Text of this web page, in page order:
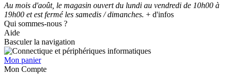
Au mois d'août, le magasin ouvert du lundi au vendredi de 10h00 à
19h00 et est fermé les samedis / dimanches. + d'infos
Qui sommes-nous ?
Aide
Basculer la navigation
Mon panier
Mon Compte